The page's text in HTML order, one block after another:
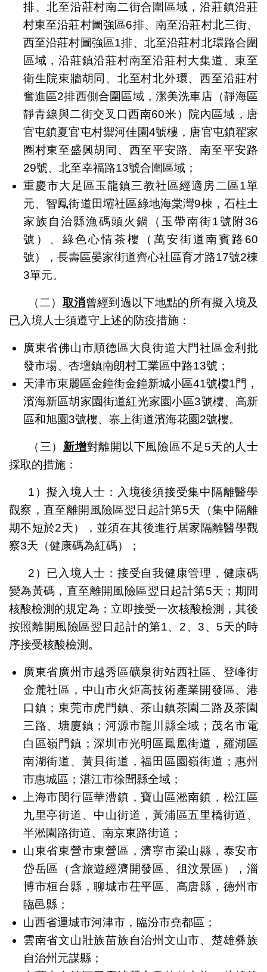
排、北至沿莊村南二街合圍區域，沿莊鎮沿莊
村東至沿莊村圖強區6排、南至沿莊村北三街、
西至沿莊村圖強區1排、北至沿莊村北環路合圍
區域，沿莊鎮沿莊村南至沿莊村大集道、東至
衛生院東牆胡同、北至村北外環、西至沿莊村
奮進區2排西側合圍區域，潔美洗車店（靜海區
靜青線與二街交叉口西南60米）院內區域，唐
官屯鎮夏官屯村禦河佳園4號樓，唐官屯鎮翟家
圈村東至盛興胡同、西至平安路、南至平安路
29號、北至幸福路13號合圍區域；
重慶市大足區玉龍鎮三教社區經適房二區1單
元、智鳳街道田壩社區綠地海棠灣9棟，石柱土
家族自治縣漁碼頭火鍋（玉帶南街1號附36
號）、綠色心情茶樓（萬安街道南賓路60
號），長壽區晏家街道齊心社區育才路17號2棟
3單元。
（二） 取消曾經到過以下地點的所有擬入境及
已入境人士須遵守上述的防疫措施：
廣東省佛山市順德區大良街道大門社區金利批
發市場、杏壇鎮南朗村工業區中路13號；
天津市東麗區金鐘街金鐘新城小區41號樓1門，
濱海新區胡家園街道紅光家園小區3號樓、高新
區和旭園3號樓、寨上街道濱海花園2號樓。
（三）新增對離開以下風險區不足5天的人士
採取的措施：
1）擬入境人士：入境後須接受集中隔離醫學
觀察，直至離開風險區翌日起計第5天（集中隔離
期不短於2天），並須在其後進行居家隔離醫學觀
察3天（健康碼為紅碼）；
2）已入境人士：接受自我健康管理，健康碼
變為黃碼，直至離開風險區翌日起計第5天；期間
核酸檢測的規定為：立即接受一次核酸檢測，其後
按照離開風險區翌日起計的第1、2、3、5天的時
序接受核酸檢測。
廣東省廣州市越秀區礦泉街站西社區、登峰街
金麓社區，中山市火炬高技術產業開發區、港
口鎮；東莞市虎門鎮、茶山鎮茶園二路及茶園
三路、塘廈鎮；河源市龍川縣全域；茂名市電
白區嶺門鎮；深圳市光明區鳳凰街道，羅湖區
南湖街道、黃貝街道，福田區園嶺街道；惠州
市惠城區；湛江市徐聞縣全域；
上海市閔行區華漕鎮，寶山區淞南鎮，松江區
九里亭街道、中山街道，黃浦區五里橋街道、
半淞園路街道、南京東路街道；
山東省東營市東營區，濟寧市梁山縣，泰安市
岱岳區（含旅遊經濟開發區、徂汶景區），淄
博市桓台縣，聊城市茌平區、高唐縣，德州市
臨邑縣；
山西省運城市河津市，臨汾市堯都區；
雲南省文山壯族苗族自治州文山市、楚雄彝族
自治州元謀縣；